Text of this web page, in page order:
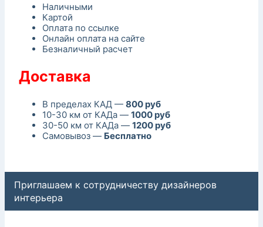
Наличными
Картой
Оплата по ссылке
Онлайн оплата на сайте
Безналичный расчет
Доставка
В пределах КАД — 800 руб
10-30 км от КАДа — 1000 руб
30-50 км от КАДа — 1200 руб
Самовывоз — Бесплатно
Приглашаем к сотрудничеству дизайнеров
интерьера